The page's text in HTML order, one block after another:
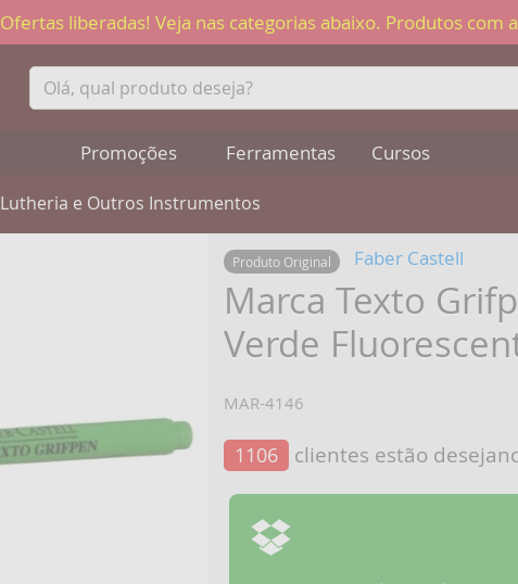
Ofertas liberadas! Veja nas categorias abaixo. Produtos com
Promoções Ferramentas Cursos
Lutheria e Outros Instrumentos
Produto Original Faber Castell
Marca Texto
Verde
MAR-4146
1106 clientes estão